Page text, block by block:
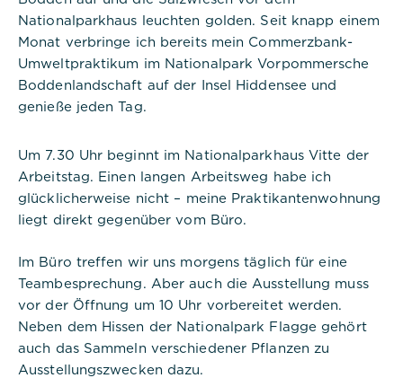
Nationalparkhaus leuchten golden. Seit knapp einem
Monat verbringe ich bereits mein Commerzbank-
Umweltpraktikum im Nationalpark Vorpommersche
Boddenlandschaft auf der Insel Hiddensee und
genieße jeden Tag.
Um 7.30 Uhr beginnt im Nationalparkhaus Vitte der
Arbeitstag. Einen langen Arbeitsweg habe ich
glücklicherweise nicht – meine Praktikantenwohnung
liegt direkt gegenüber vom Büro.
Im Büro treffen wir uns morgens täglich für eine
Teambesprechung. Aber auch die Ausstellung muss
vor der Öffnung um 10 Uhr vorbereitet werden.
Neben dem Hissen der Nationalpark Flagge gehört
auch das Sammeln verschiedener Pflanzen zu
Ausstellungszwecken dazu.
Notwendig